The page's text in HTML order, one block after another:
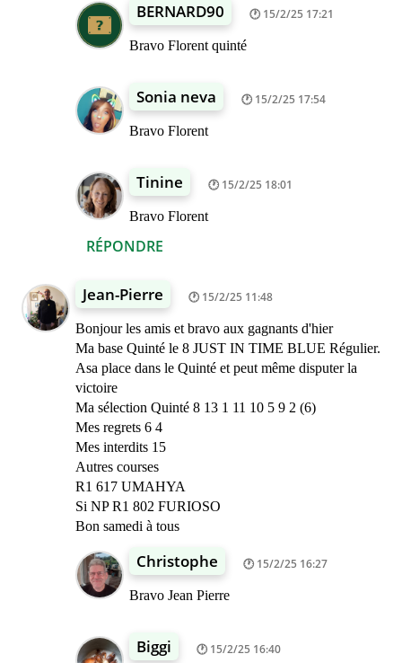
RÉPONDRE
BERNARD90 15/2/25 17:21
Bravo Florent quinté
Sonia neva 15/2/25 17:54
Bravo Florent
Tinine 15/2/25 18:01
Bravo Florent
Jean-Pierre 15/2/25 11:48
Bonjour les amis et bravo aux gagnants d'hier
Ma base Quinté le 8 JUST IN TIME BLUE Régulier.
Asa place dans le Quinté et peut même disputer la
victoire
Ma sélection Quinté 8 13 1 11 10 5 9 2 (6)
Mes regrets 6 4
Mes interdits 15
Autres courses
R1 617 UMAHYA
Si NP R1 802 FURIOSO
Bon samedi à tous
Christophe 15/2/25 16:27
Bravo Jean Pierre
Biggi 15/2/25 16:40